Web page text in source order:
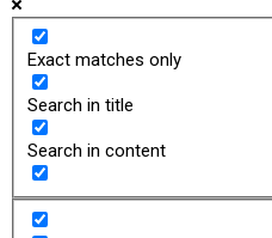
Exact matches only
Search in title
Search in content